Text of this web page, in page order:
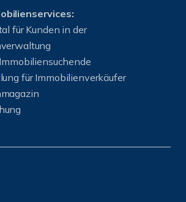
für Kunden in der
für Immobilienverkäufer